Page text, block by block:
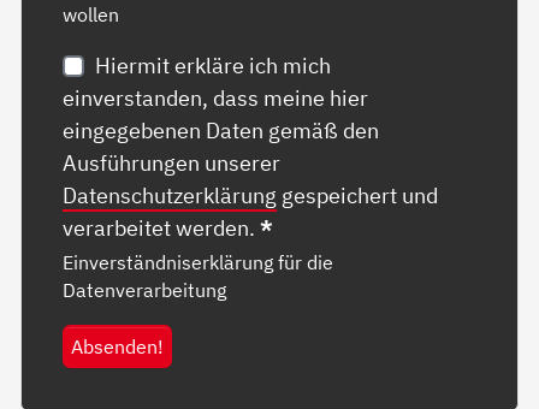
wollen
Hiermit erkläre ich mich
einverstanden, dass meine hier
eingegebenen Daten gemäß den
Ausführungen unserer
Datenschutzerklärung gespeichert und
verarbeitet werden.*
Einverständniserklärung für die
Datenverarbeitung
Absenden!